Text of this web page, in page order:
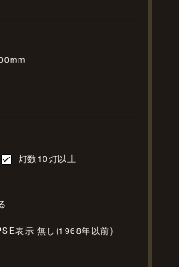
灯数10灯以上
表示 無し(1968年以前)